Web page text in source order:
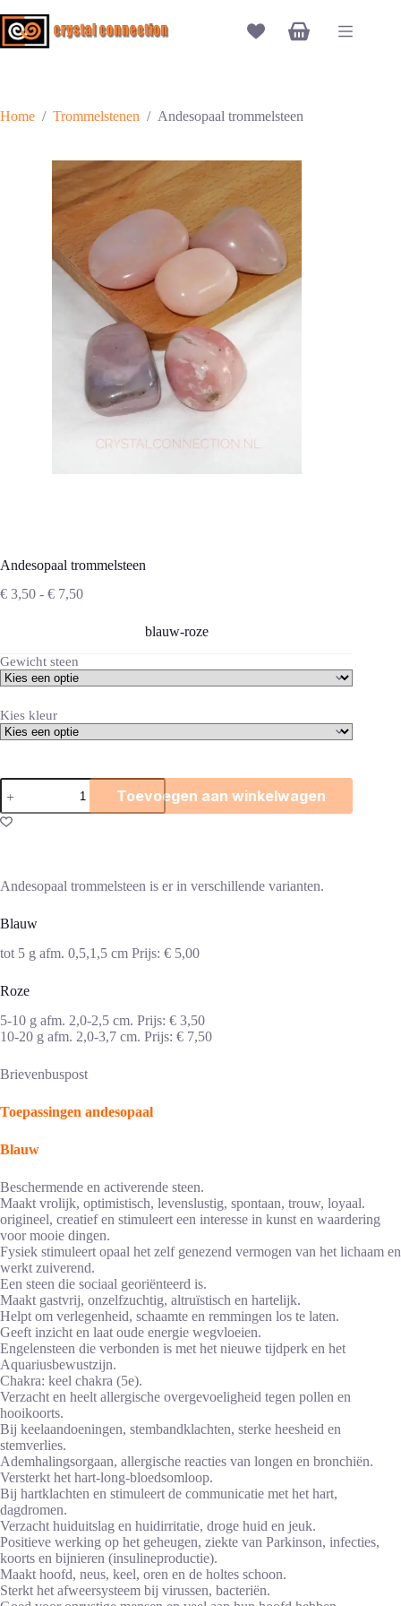
naar
de
Winkelwagen
Home / Trommelstenen / Andesopaal trommelsteen
Andesopaal trommelsteen
€ 3,50 - € 7,50Prijsklasse:
blauw-roze
Gewicht steen
Kies kleur
Andesopaal
trommelsteen
aantal
Toevoegen aan winkelwagen
Andesopaal trommelsteen is er in verschillende varianten.
Blauw
tot 5 g afm. 0,5,1,5 cm Prijs: € 5,00
Roze
5-10 g afm. 2,0-2,5 cm. Prijs: € 3,50
10-20 g afm. 2,0-3,7 cm. Prijs: € 7,50
Brievenbuspost
Toepassingen andesopaal
Blauw
Beschermende en activerende steen.
Maakt vrolijk, optimistisch, levenslustig, spontaan, trouw, loyaal.
origineel, creatief en stimuleert een interesse in kunst en waardering
voor mooie dingen.
Fysiek stimuleert opaal het zelf genezend vermogen van het lichaam en
werkt zuiverend.
Een steen die sociaal georiënteerd is.
Maakt gastvrij, onzelfzuchtig, altruïstisch en hartelijk.
Helpt om verlegenheid, schaamte en remmingen los te laten.
Geeft inzicht en laat oude energie wegvloeien.
Engelensteen die verbonden is met het nieuwe tijdperk en het
Aquariusbewustzijn.
Chakra: keel chakra (5e).
Verzacht en heelt allergische overgevoeligheid tegen pollen en
hooikoorts.
Bij keelaandoeningen, stembandklachten, sterke heesheid en
stemverlies.
Ademhalingsorgaan, allergische reacties van longen en bronchiën.
Versterkt het hart-long-bloedsomloop.
Bij hartklachten en stimuleert de communicatie met het hart,
dagdromen.
Verzacht huiduitslag en huidirritatie, droge huid en jeuk.
Positieve werking op het geheugen, ziekte van Parkinson, infecties,
koorts en bijnieren (insulineproductie).
Maakt hoofd, neus, keel, oren en de holtes schoon.
Sterkt het afweersysteem bij virussen, bacteriën.